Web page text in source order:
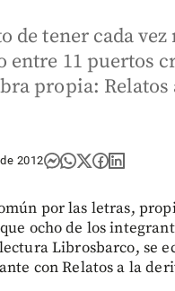
de tener cada
entre 11 puertos
propia: Relatos
2012
por las letras,
ocho de los
Librosbarco, se
con Relatos a la